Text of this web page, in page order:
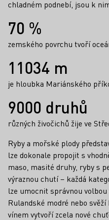
chladném podnebí, jsou k
Fakta
70 %
zemského povrchu tvoří
11034 m
je hloubka Mariánského
9000 druhů
různých živočichů žije ve
Ryby a mořské plody
lze dokonale propojit s
maso, masité druhy, ryby s
výraznou chutí – každá
lze umocnit správnou
Rulandské modré nebo
vínem vytvoří zcela nové